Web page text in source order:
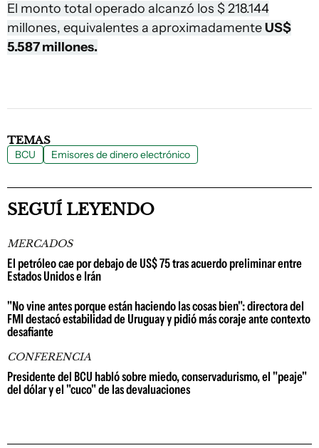
El monto total operado alcanzó los $ 218.144
millones, equivalentes a aproximadamenteUS$
5.587 millones.
TEMAS
BCU Emisores de dinero electrónico
SEGUÍ LEYENDO
MERCADOS
El petróleo cae por debajo de US$ 75 tras acuerdo preliminar entre
Estados Unidos e Irán
"No vine antes porque están haciendo las cosas bien": directora del
FMI destacó estabilidad de Uruguay y pidió más coraje ante contexto
desafiante
CONFERENCIA
Presidente del BCU habló sobre miedo, conservadurismo, el "peaje"
del dólar y el "cuco" de las devaluaciones